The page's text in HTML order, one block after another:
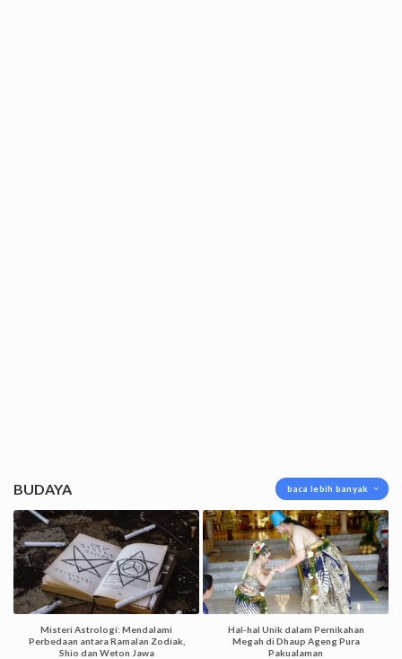
BUDAYA baca lebih banyak
Misteri Astrologi: Mendalami
Perbedaan antara Ramalan Zodiak,
Shio dan Weton Jawa
Hal-hal Unik dalam Pernikahan
Megah di Dhaup Ageng Pura
Pakualaman